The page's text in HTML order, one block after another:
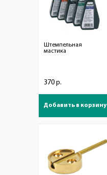
Штемпельная
мастика
370 р.
Добавить в корзину